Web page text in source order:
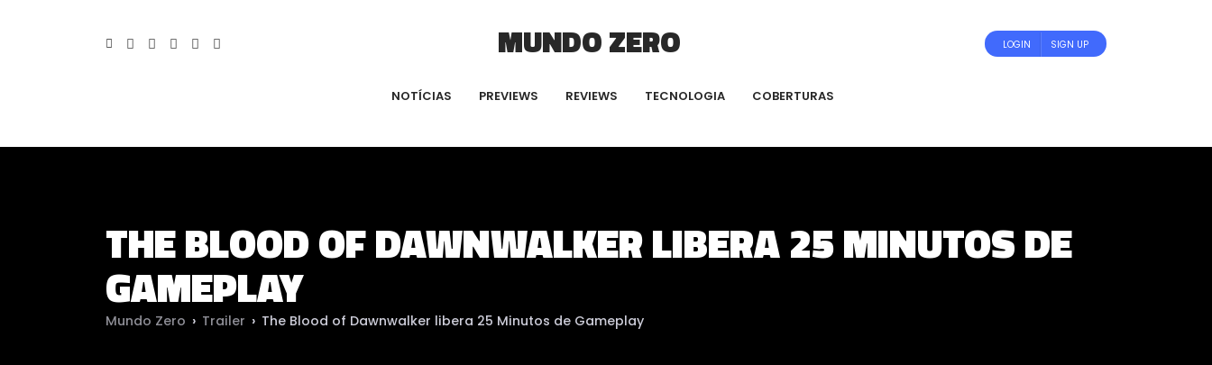
MUNDO ZERO LOGIN SIGN UP
NOTÍCIAS PREVIEWS REVIEWS TECNOLOGIA COBERTURAS
THE BLOOD OF DAWNWALKER LIBERA 25 MINUTOS DE
GAMEPLAY
Mundo Zero › Trailer › The Blood of Dawnwalker libera 25 Minutos de Gameplay